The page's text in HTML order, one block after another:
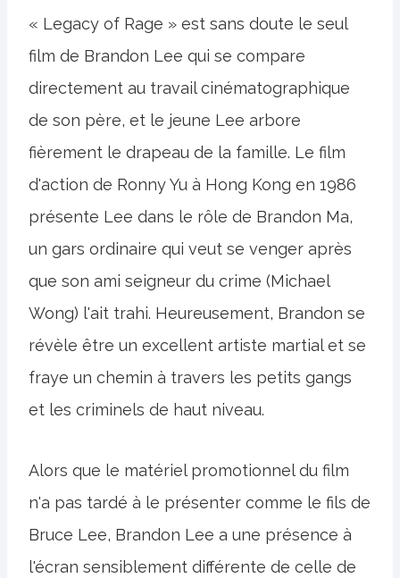
« Legacy of Rage » est sans doute le seul
film de Brandon Lee qui se compare
directement au travail cinématographique
de son père, et le jeune Lee arbore
fièrement le drapeau de la famille. Le film
d'action de Ronny Yu à Hong Kong en 1986
présente Lee dans le rôle de Brandon Ma,
un gars ordinaire qui veut se venger après
que son ami seigneur du crime (Michael
Wong) l'ait trahi. Heureusement, Brandon se
révèle être un excellent artiste martial et se
fraye un chemin à travers les petits gangs
et les criminels de haut niveau.
Alors que le matériel promotionnel du film
n'a pas tardé à le présenter comme le fils de
Bruce Lee, Brandon Lee a une présence à
l'écran sensiblement différente de celle de